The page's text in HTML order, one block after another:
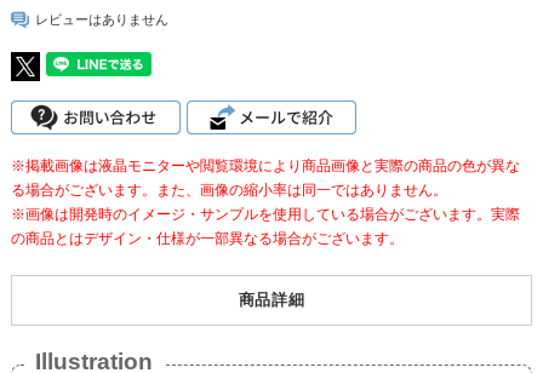
レビューはありません
※掲載画像は液晶モニターや閲覧環境により商品画像と実際の商品の色が異な
る場合がございます。また、画像の縮小率は同一ではありません。
※画像は開発時のイメージ・サンプルを使用している場合がございます。実際
の商品とはデザイン・仕様が一部異なる場合がございます。
商品詳細
Illustration